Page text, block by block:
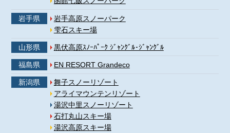
岩手県
岩手高原スノーパーク
雫石スキー場
山形県 黒伏高原ｽﾉｰﾊﾟｰｸ ｼﾞｬﾝｸﾞﾙ･ｼﾞｬﾝｸﾞﾙ
福島県 EN RESORT Grandeco
新潟県
舞子スノーリゾート
アライマウンテンリゾート
湯沢中里スノーリゾート
石打丸山スキー場
湯沢高原スキー場